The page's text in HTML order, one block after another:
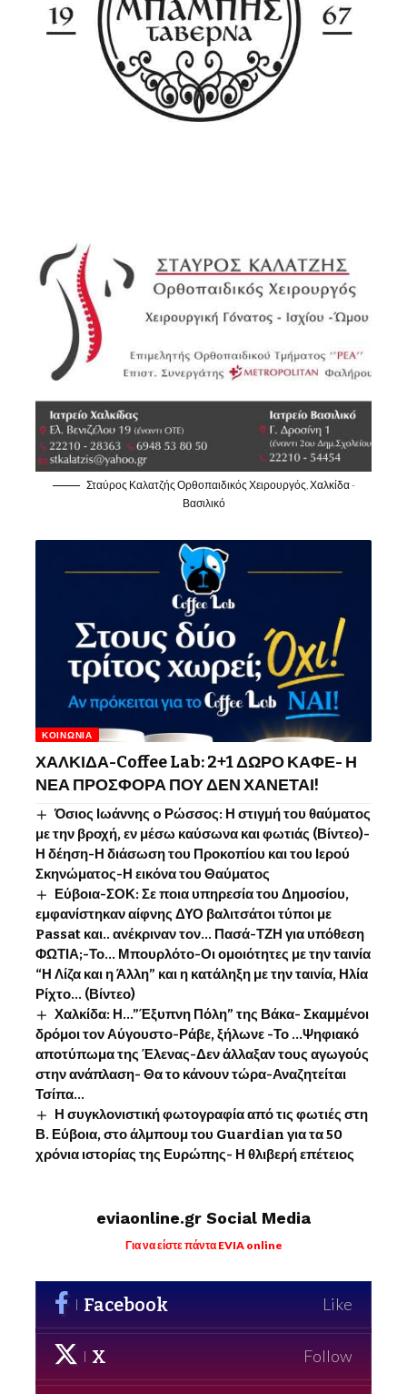
Σταύρος Καλατζής Ορθοπαιδικός Χειρουργός, Χαλκίδα -
Βασιλικό
ΚΟΙΝΩΝΊΑ
ΧΑΛΚΙΔΑ-Coffee Lab: 2+1 ΔΩΡΟ ΚΑΦΕ- Η
ΝΕΑ ΠΡΟΣΦΟΡΑ ΠΟΥ ΔΕΝ ΧΑΝΕΤΑΙ!
Όσιος Ιωάννης o Ρώσσος: Η στιγμή του θαύματος
με την βροχή, εν μέσω καύσωνα και φωτιάς (Βίντεο)-
Η δέηση-Η διάσωση του Προκοπίου και του Ιερού
Σκηνώματος-Η εικόνα του Θαύματος
Εύβοια-ΣΟΚ: Σε ποια υπηρεσία του Δημοσίου,
εμφανίστηκαν αίφνης ΔΥΟ βαλιτσάτοι τύποι με
Passat και.. ανέκριναν τον… Πασά-ΤΖΗ για υπόθεση
ΦΩΤΙΑ;-Το… Μπουρλότο-Οι ομοιότητες με την ταινία
“Η Λίζα και η Άλλη” και η κατάληξη με την ταινία, Ηλία
Ρίχτο… (Βίντεο)
Χαλκίδα: Η…”Έξυπνη Πόλη” της Βάκα- Σκαμμένοι
δρόμοι τον Αύγουστο-Ράβε, ξήλωνε -Το …Ψηφιακό
αποτύπωμα της Έλενας-Δεν άλλαξαν τους αγωγούς
στην ανάπλαση- Θα το κάνουν τώρα-Αναζητείται
Τσίπα…
Η συγκλονιστική φωτογραφία από τις φωτιές στη
Β. Εύβοια, στο άλμπουμ του Guardian για τα 50
χρόνια ιστορίας της Ευρώπης- Η θλιβερή επέτειος
eviaonline.gr Social Media
Για να είστε πάντα EVIA online
Facebook Like
X Follow